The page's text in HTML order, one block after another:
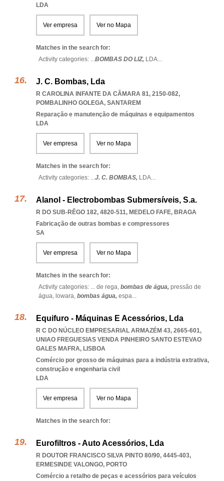
LDA
Ver empresa Ver no Mapa
Matches in the search for:
Activity categories: ...BOMBAS DO LIZ, LDA...
J. C. Bombas, Lda
R CAROLINA INFANTE DA CÂMARA 81, 2150-082,
POMBALINHO GOLEGA, SANTAREM
Reparação e manutenção de máquinas e equipamentos
LDA
Ver empresa Ver no Mapa
Matches in the search for:
Activity categories: ...J. C. BOMBAS, LDA...
Alanol - Electrobombas Submersíveis, S.a.
R DO SUB-RÊGO 182, 4820-511, MEDELO FAFE, BRAGA
Fabricação de outras bombas e compressores
SA
Ver empresa Ver no Mapa
Matches in the search for:
Activity categories: ... de rega, bombas de água, pressão de
água, lowara, bombas água, espa...
Equifuro - Máquinas E Acessórios, Lda
R C DO NÚCLEO EMPRESARIAL ARMAZÉM 43, 2665-601,
UNIAO FREGUESIAS VENDA PINHEIRO SANTO ESTEVAO
GALES MAFRA, LISBOA
Comércio por grosso de máquinas para a indústria extrativa,
construção e engenharia civil
LDA
Ver empresa Ver no Mapa
Matches in the search for:
Eurofiltros - Auto Acessórios, Lda
R DOUTOR FRANCISCO SILVA PINTO 80/90, 4445-403,
ERMESINDE VALONGO, PORTO
Comércio a retalho de peças e acessórios para veículos